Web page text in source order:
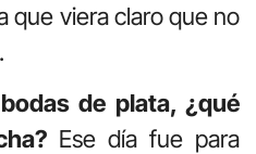
que viera claro que no
de plata, ¿qué
Ese día fue para